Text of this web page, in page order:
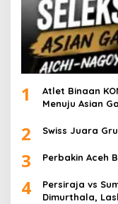
1
Atlet Binaan
Menuju Asian
2 Swiss Juara
3 Perbakin Aceh
4
Persiraja vs
Dimurthala,